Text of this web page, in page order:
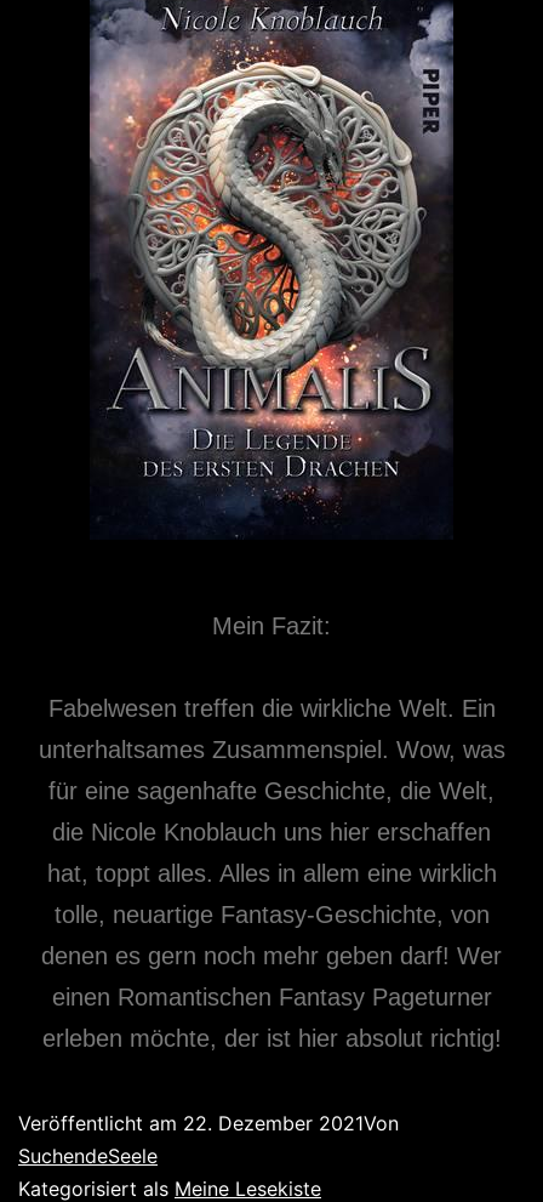
Mein Fazit:
Fabelwesen treffen die wirkliche Welt. Ein
unterhaltsames Zusammenspiel. Wow, was
für eine sagenhafte Geschichte, die Welt,
die Nicole Knoblauch uns hier erschaffen
hat, toppt alles. Alles in allem eine wirklich
tolle, neuartige Fantasy-Geschichte, von
denen es gern noch mehr geben darf! Wer
einen Romantischen Fantasy Pageturner
erleben möchte, der ist hier absolut richtig!
Veröffentlicht am 22. Dezember 2021Von
SuchendeSeele
Kategorisiert als Meine Lesekiste